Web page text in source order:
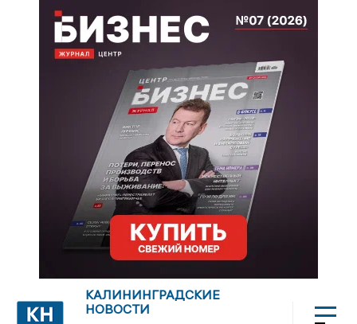
КАЛИНИНГРАДСКИЕ
НОВОСТИ